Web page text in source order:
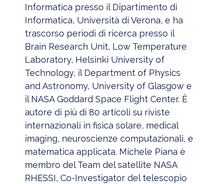
Informatica presso il Dipartimento di
Informatica, Università di Verona, e ha
trascorso periodi di ricerca presso il
Brain Research Unit, Low Temperature
Laboratory, Helsinki University of
Technology, il Department of Physics
and Astronomy, University of Glasgow e
il NASA Goddard Space Flight Center. È
autore di più di 80 articoli su riviste
internazionali in fisica solare, medical
imaging, neuroscienze computazionali, e
matematica applicata. Michele Piana è
membro del Team del satellite NASA
RHESSI, Co-Investigator del telescopio